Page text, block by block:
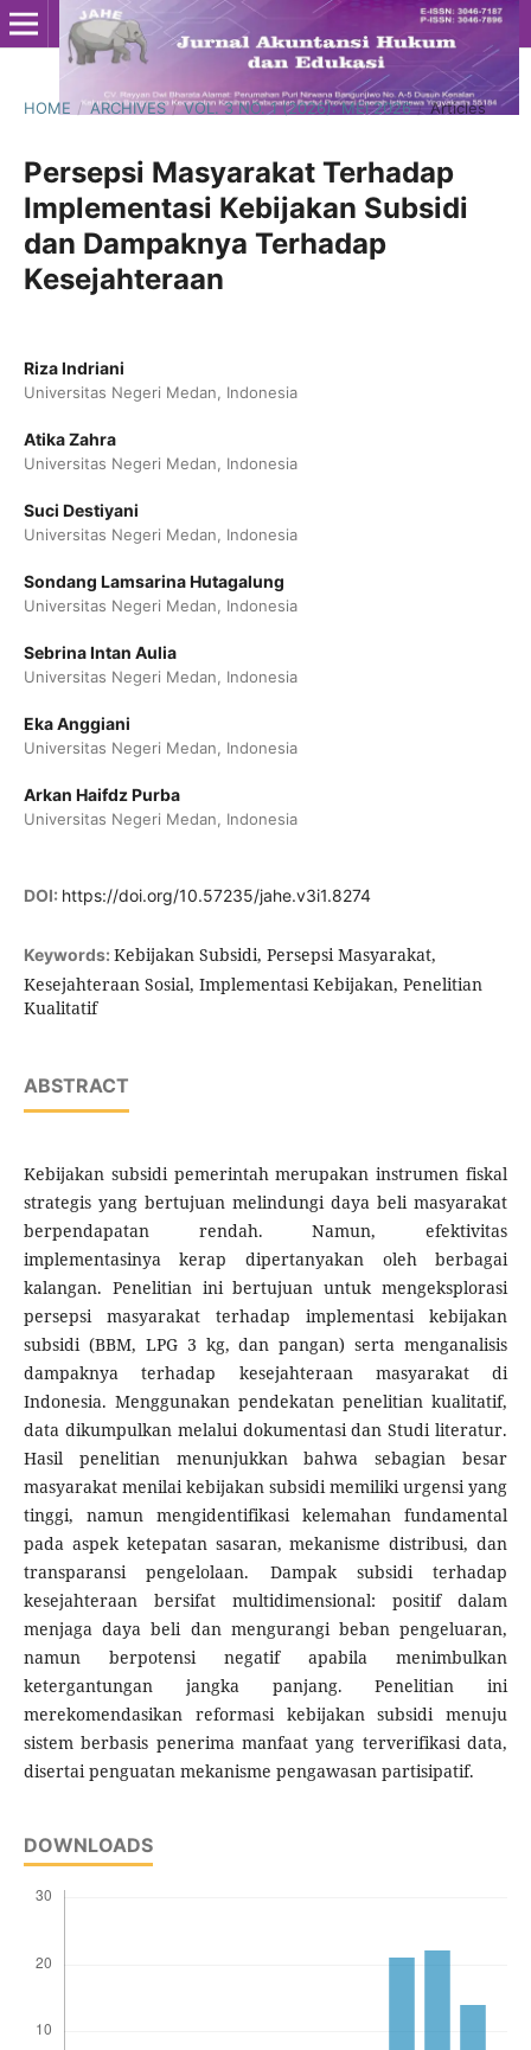
HOME / ARCHIVES / VOL. 3 NO. 1 (2026): MEI 2026 / Articles
Persepsi Masyarakat Terhadap
Implementasi Kebijakan Subsidi
dan Dampaknya Terhadap
Kesejahteraan
Riza Indriani
Universitas Negeri Medan, Indonesia
Atika Zahra
Universitas Negeri Medan, Indonesia
Suci Destiyani
Universitas Negeri Medan, Indonesia
Sondang Lamsarina Hutagalung
Universitas Negeri Medan, Indonesia
Sebrina Intan Aulia
Universitas Negeri Medan, Indonesia
Eka Anggiani
Universitas Negeri Medan, Indonesia
Arkan Haifdz Purba
Universitas Negeri Medan, Indonesia
DOI: https://doi.org/10.57235/jahe.v3i1.8274
Keywords: Kebijakan Subsidi, Persepsi Masyarakat,
Kesejahteraan Sosial, Implementasi Kebijakan, Penelitian
Kualitatif
ABSTRACT
Kebijakan subsidi pemerintah merupakan instrumen fiskal
strategis yang bertujuan melindungi daya beli masyarakat
berpendapatan rendah. Namun, efektivitas
implementasinya kerap dipertanyakan oleh berbagai
kalangan. Penelitian ini bertujuan untuk mengeksplorasi
persepsi masyarakat terhadap implementasi kebijakan
subsidi (BBM, LPG 3 kg, dan pangan) serta menganalisis
dampaknya terhadap kesejahteraan masyarakat di
Indonesia. Menggunakan pendekatan penelitian kualitatif,
data dikumpulkan melalui dokumentasi dan Studi literatur.
Hasil penelitian menunjukkan bahwa sebagian besar
masyarakat menilai kebijakan subsidi memiliki urgensi yang
tinggi, namun mengidentifikasi kelemahan fundamental
pada aspek ketepatan sasaran, mekanisme distribusi, dan
transparansi pengelolaan. Dampak subsidi terhadap
kesejahteraan bersifat multidimensional: positif dalam
menjaga daya beli dan mengurangi beban pengeluaran,
namun berpotensi negatif apabila menimbulkan
ketergantungan jangka panjang. Penelitian ini
merekomendasikan reformasi kebijakan subsidi menuju
sistem berbasis penerima manfaat yang terverifikasi data,
disertai penguatan mekanisme pengawasan partisipatif.
DOWNLOADS